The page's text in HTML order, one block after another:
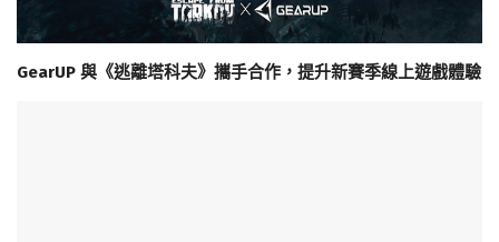
GearUP 與《逃離塔科夫》攜手合作，提升新賽季線上遊戲體驗